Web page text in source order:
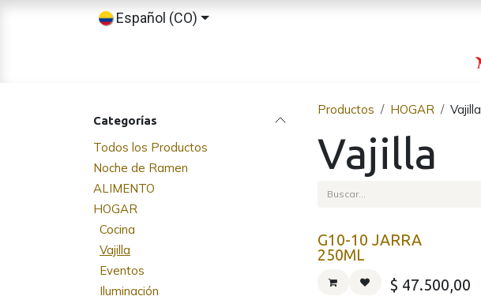
Español (CO)
Categorías
Todos los Productos
Noche de Ramen
ALIMENTO
HOGAR
Cocina
Vajilla
Eventos
Iluminación
Productos HOGAR Vajilla
Vajilla
G10-10 JARRA
250ML
$ 47.500,00